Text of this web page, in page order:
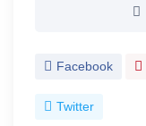
Facebook
Twitter